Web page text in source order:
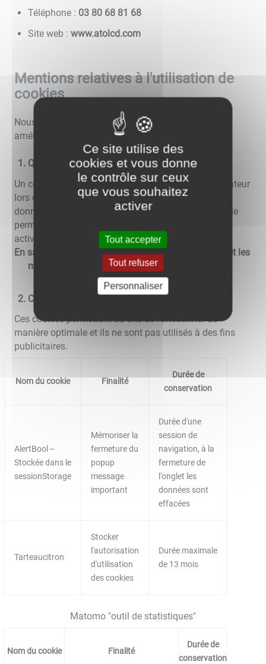
Téléphone : 86 18 86 08 30
Site web : www.atolcd.com
Mentions relatives à l'utilisation de
cookies
Nous utilisons différents cookies sur le site pour
améliorer l'interactivité du site.
Qu'est-ce qu'un "cookie" ?
Un cookie est un fichier texte déposé sur votre ordinateur
lors de la visite d'un site. Il permet de conserver des
données utilisateur afin de faciliter la navigation et de
permettre certaines fonctionnalités. Vous pouvez les
activer ou les désactiver.
En savoir plus sur les cookies, leur fonctionnement et les
moyens de s'y opposer
Cookies nécessaires au site pour fonctionner
Ces cookies permettent au site de fonctionner de
manière optimale et ils ne sont pas utilisés à des fins
publicitaires.
Nom du cookie Finalité
Durée de
conservation
AlertBool --
Stockée dans le
sessionStorage
Mémoriser la
fermeture du
popup
message
important
Durée d'une
session de
navigation, à la
fermeture de
l'onglet les
données sont
effacées
Tarteaucitron
Stocker
l'autorisation
d'utilisation
des cookies
Durée maximale
de 13 mois
Matomo "outil de statistiques"
Nom du cookie Finalité
Durée de
conservation
Ce site utilise des
cookies et vous donne
le contrôle sur ceux
que vous souhaitez
activer
Tout accepter
Tout refuser
Personnaliser